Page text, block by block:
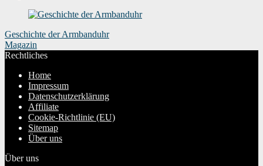
Geschichte der Armbanduhr
Magazin
Rechtliches
Home
Impressum
Datenschutzerklärung
Affiliate
Cookie-Richtlinie (EU)
Sitemap
Über uns
Über uns